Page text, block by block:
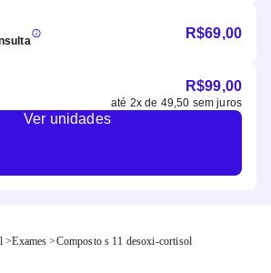
R$69,00
R$99,00
até 2x de 49,50 sem juros
Ver unidades
>Exames >Composto s 11 desoxi-cortisol